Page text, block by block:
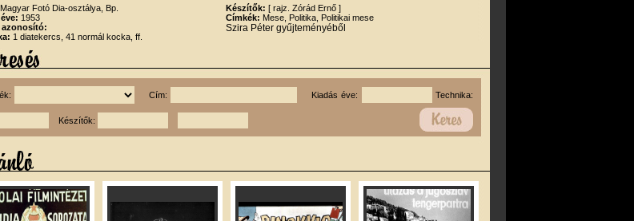
Magyar Fotó Dia-osztálya, Bp.
1953
azonosító:
1 diatekercs, 41 normál kocka, ff.
Készítők: [ rajz. Zórád Ernő ]
Címkék: Mese, Politika, Politikai mese
Szira Péter gyűjteményéből
Cím: Kiadás éve: Technika:
Készítők: